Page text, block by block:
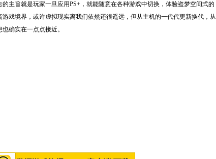
主旨就是玩家一旦应用PS+，就能随意在各种游戏中切换，体验盗梦空间式的
戏境界，或许虚拟现实离我们依然还很遥远，但从主机的一代代更新换代，从
确实在一点点接近。